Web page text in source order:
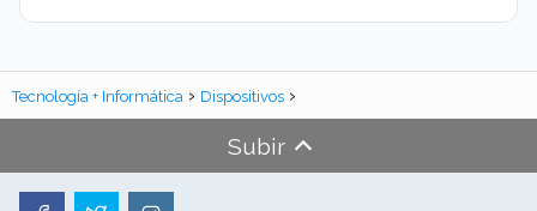
Tecnología + Informática Dispositivos
Subir